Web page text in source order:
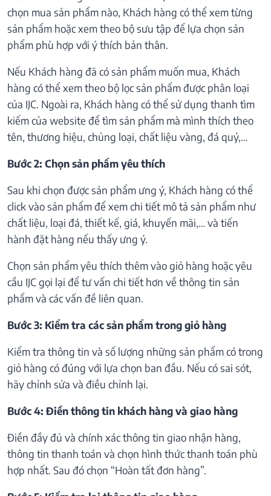
chọn mua sản phẩm nào, Khách hàng có thể xem từng
sản phẩm hoặc xem theo bộ sưu tập để lựa chọn sản
phẩm phù hợp với ý thích bản thân.
Nếu Khách hàng đã có sản phẩm muốn mua, Khách
hàng có thể xem theo bộ lọc sản phẩm được phân loại
của IJC. Ngoài ra, Khách hàng có thể sử dụng thanh tìm
kiếm của website để tìm sản phẩm mà mình thích theo
tên, thương hiệu, chủng loại, chất liệu vàng, đá quý,…
Bước 2: Chọn sản phẩm yêu thích
Sau khi chọn được sản phẩm ưng ý, Khách hàng có thể
click vào sản phẩm để xem chi tiết mô tả sản phẩm như
chất liệu, loại đá, thiết kế, giá, khuyến mãi,… và tiến
hành đặt hàng nếu thấy ưng ý.
Chọn sản phẩm yêu thích thêm vào giỏ hàng hoặc yêu
cầu IJC gọi lại để tư vấn chi tiết hơn về thông tin sản
phẩm và các vấn đề liên quan.
Bước 3: Kiểm tra các sản phẩm trong giỏ hàng
Kiểm tra thông tin và số lượng những sản phẩm có trong
giỏ hàng có đúng với lựa chọn ban đầu. Nếu có sai sót,
hãy chỉnh sửa và điều chỉnh lại.
Bước 4: Điền thông tin khách hàng và giao hàng
Điền đầy đủ và chính xác thông tin giao nhận hàng,
thông tin thanh toán và chọn hình thức thanh toán phù
hợp nhất. Sau đó chọn “Hoàn tất đơn hàng”.